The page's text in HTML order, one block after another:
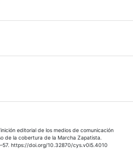
editorial de los medios de comunicación
de la cobertura de la Marcha Zapatista.
https://doi.org/10.32870/cys.v0i5.4010